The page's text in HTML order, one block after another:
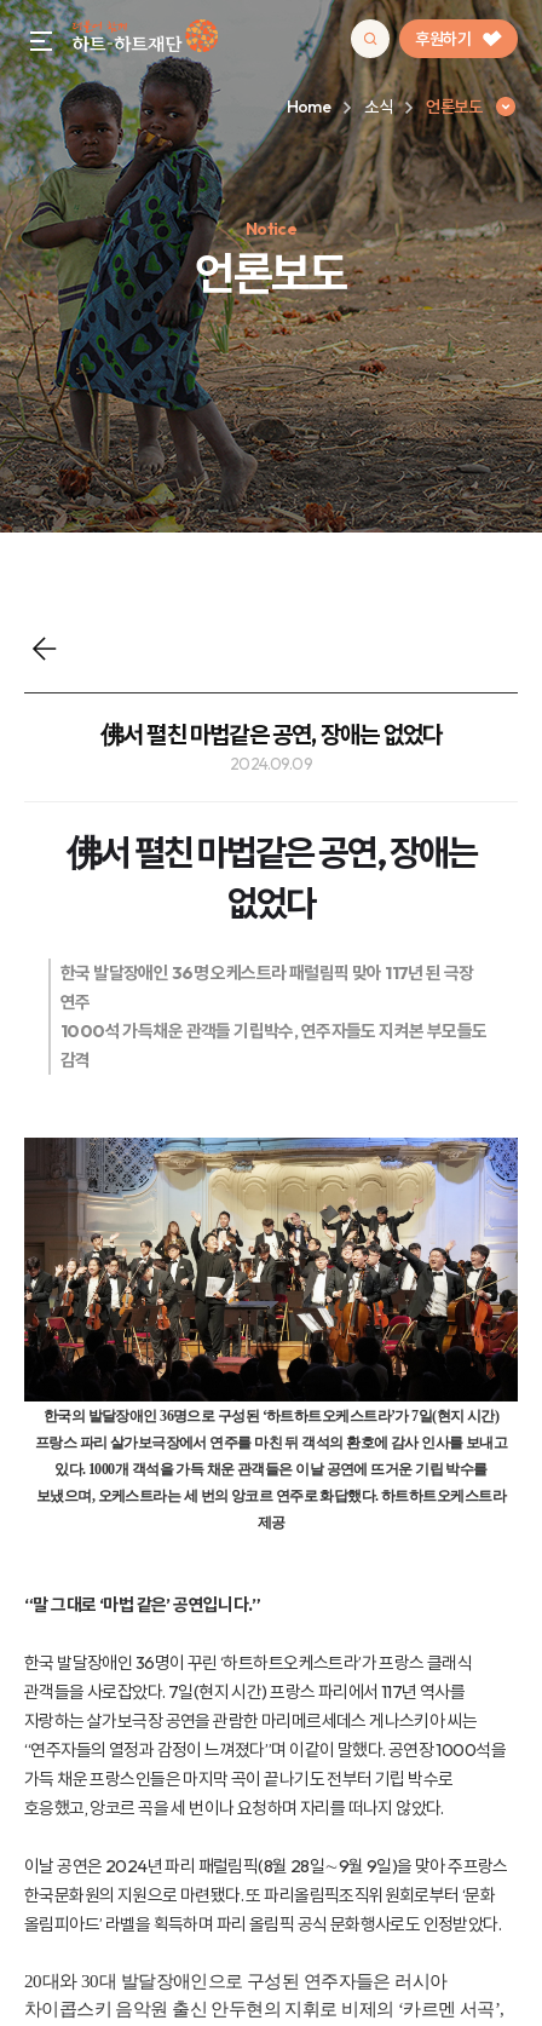
gnb menu open 후원하기
인기 키워드
#정기후원#하트플레이스#캠페인#팬덤후원
Home 소식 언론보도
Notice
언론보도
언론보도
佛서 펼친 마법같은 공연, 장애는 없었다
2024.09.09
佛서 펼친 마법같은 공연, 장애는
없었다
한국 발달장애인 36명 오케스트라패럴림픽 맞아 117년 된 극장
연주
1000석 가득채운 관객들 기립박수,연주자들도 지켜본 부모들도
감격
한국의 발달장애인 36명으로 구성된 ‘하트하트오케스트라’가 7일(현지 시간)
프랑스 파리 살가보극장에서 연주를 마친 뒤 객석의 환호에 감사 인사를 보내고
있다. 1000개 객석을 가득 채운 관객들은 이날 공연에 뜨거운 기립 박수를
보냈으며, 오케스트라는 세 번의 앙코르 연주로 화답했다. 하트하트오케스트라
제공
“말 그대로 ‘마법 같은’ 공연입니다.”
한국 발달장애인 36명이 꾸린 ‘하트하트오케스트라’가 프랑스 클래식
관객들을 사로잡았다. 7일(현지 시간) 프랑스 파리에서 117년 역사를
자랑하는 살가보극장 공연을 관람한 마리메르세데스 게나스키아 씨는
“연주자들의 열정과 감정이 느껴졌다”며 이같이 말했다. 공연장 1000석을
가득 채운 프랑스인들은 마지막 곡이 끝나기도 전부터 기립 박수로
호응했고, 앙코르 곡을 세 번이나 요청하며 자리를 떠나지 않았다.
이날 공연은 2024년 파리 패럴림픽(8월 28일∼9월 9일)을 맞아 주프랑스
한국문화원의 지원으로 마련됐다. 또 파리올림픽조직위원회로부터 ‘문화
올림피아드’ 라벨을 획득하며 파리 올림픽 공식 문화행사로도 인정받았다.
20대와 30대 발달장애인으로 구성된 연주자들은 러시아
차이콥스키 음악원 출신 안두현의 지휘로 비제의 ‘카르멘 서곡’,